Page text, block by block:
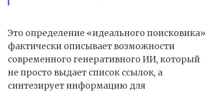
Это определение «идеального поисковика»
фактически описывает возможности
современного генеративного ИИ, который
не просто выдает список ссылок, а
синтезирует информацию для